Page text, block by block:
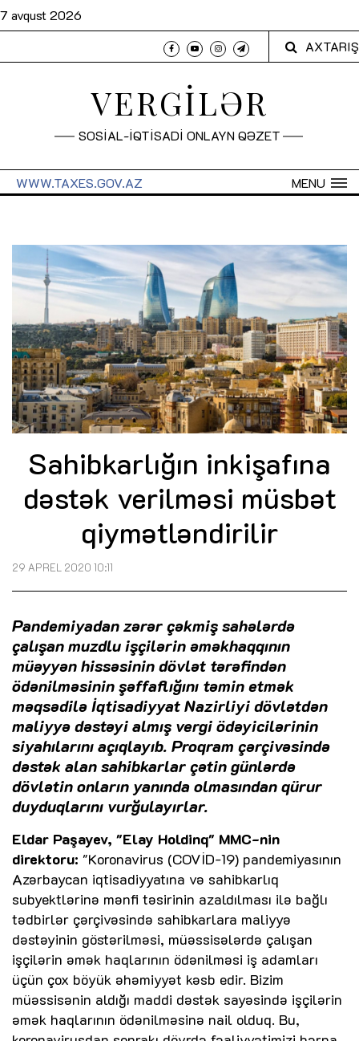
7 avqust 2026
AXTARIŞ
VERGİLƏR
SOSİAL-İQTİSADİ ONLAYN QƏZET
MENU
WWW.TAXES.GOV.AZ
Sahibkarlığın inkişafına
dəstək verilməsi müsbət
qiymətləndirilir
29 APREL 2020 10:11
Pandemiyadan zərər çəkmiş sahələrdə
çalışan muzdlu işçilərin əməkhaqqının
müəyyən hissəsinin dövlət tərəfindən
ödənilməsinin şəffaflığını təmin etmək
məqsədilə İqtisadiyyat Nazirliyi dövlətdən
maliyyə dəstəyi almış vergi ödəyicilərinin
siyahılarını açıqlayıb. Proqram çərçivəsində
dəstək alan sahibkarlar çətin günlərdə
dövlətin onların yanında olmasından qürur
duyduqlarını vurğulayırlar.
Eldar Paşayev, "Elay Holdinq" MMC-nin
direktoru: "Koronavirus (COVİD-19) pandemiyasının
Azərbaycan iqtisadiyyatına və sahibkarlıq
subyektlərinə mənfi təsirinin azaldılması ilə bağlı
tədbirlər çərçivəsində sahibkarlara maliyyə
dəstəyinin göstərilməsi, müəssisələrdə çalışan
işçilərin əmək haqlarının ödənilməsi iş adamları
üçün çox böyük əhəmiyyət kəsb edir. Bizim
müəssisənin aldığı maddi dəstək sayəsində işçilərin
əmək haqlarının ödənilməsinə nail olduq. Bu,